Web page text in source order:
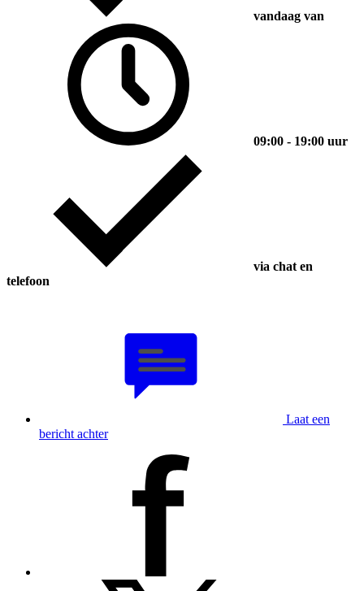
vandaag van
09:00 - 19:00 uur
via chat en
telefoon
Laat een
bericht achter